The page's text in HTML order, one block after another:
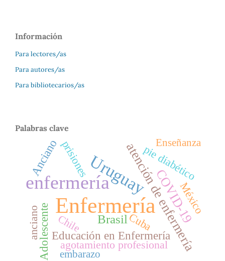
Información
Para lectores/as
Para autores/as
Para bibliotecarios/as
Palabras clave
Enfermería
enfermeríaUruguayatención de enfermería
COVID-19
Brasil
Adolescente Educación en Enfermería
Anciano pie diabético
prisiones
México
Cuba
agotamiento profesional
anciano
Enseñanza
Chile
embarazo